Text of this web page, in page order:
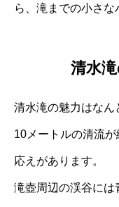
ら、滝までの小さな
清水
清水滝の魅力はなん
10メートルの清流
応えがあります。
滝壺周辺の渓谷には